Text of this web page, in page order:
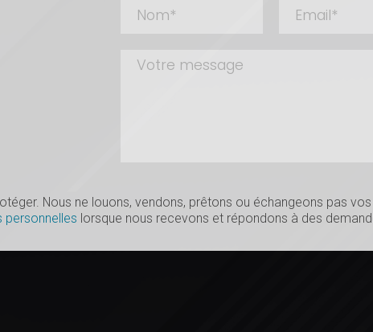
Nous ne louons, vendons, prêtons ou échangeons pas
personnelles lorsque nous recevons et répondons à des